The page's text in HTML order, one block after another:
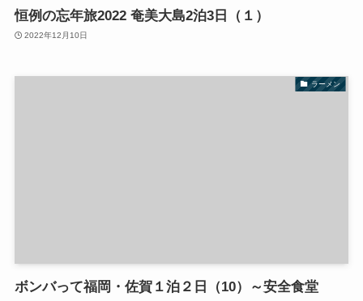
恒例の忘年旅2022 奄美大島2泊3日（１）
2022年12月10日
ラーメン
ボンバって福岡・佐賀１泊２日（10）～安全食堂